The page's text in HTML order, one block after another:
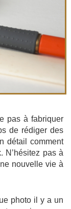
pas à fabriquer
de rédiger des
détail comment
N’hésitez pas à
nouvelle vie à
photo il y a un